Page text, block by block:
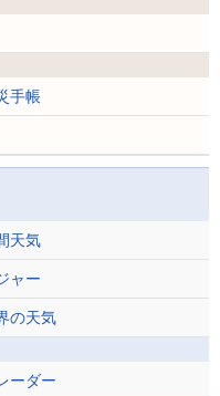
手帳
天気
ャー
の天気
ーダー